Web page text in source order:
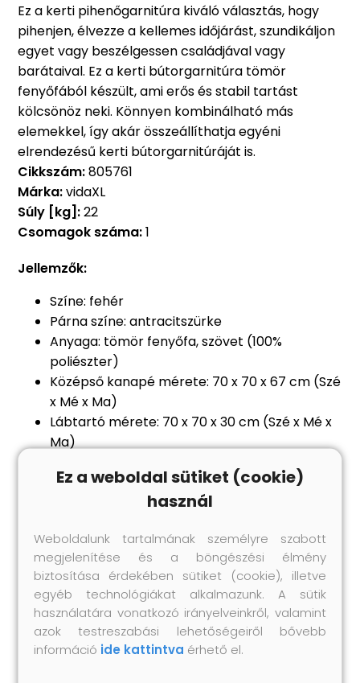
Ez a kerti pihenőgarnitúra kiváló választás, hogy
pihenjen, élvezze a kellemes időjárást, szundikáljon
egyet vagy beszélgessen családjával vagy
barátaival. Ez a kerti bútorgarnitúra tömör
fenyőfából készült, ami erős és stabil tartást
kölcsönöz neki. Könnyen kombinálható más
elemekkel, így akár összeállíthatja egyéni
elrendezésű kerti bútorgarnitúráját is.
Cikkszám:805761
Márka:vidaXL
Súly [kg]:22
Csomagok száma:1
Jellemzők:
Színe: fehér
Párna színe: antracitszürke
Anyaga: tömör fenyőfa, szövet (100%
poliészter)
Középső kanapé mérete: 70 x 70 x 67 cm (Szé
x Mé x Ma)
Lábtartó mérete: 70 x 70 x 30 cm (Szé x Mé x
Ma)
Va)
Hátpárna mérete: 70 x 40 x 8 cm (Ho x Szé x
Max. teherbírás (ülőhelyenként): 110 kg
Összeszerelést igényel: igen
A csomag tartalma:
1 db középső kanapé
1 db lábtartó
1 db ülőpárna
Ez a weboldal sütiket (cookie)
használ
Weboldalunk tartalmának személyre szabott
megjelenítése és a böngészési élmény
biztosítása érdekében sütiket (cookie), illetve
egyéb technológiákat alkalmazunk. A sütik
használatára vonatkozó irányelveinkről, valamint
azok testreszabási lehetőségeiről bővebb
információ ide kattintva érhető el.